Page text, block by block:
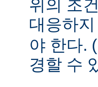
위의 조
대응하
야 한다.
경할 수